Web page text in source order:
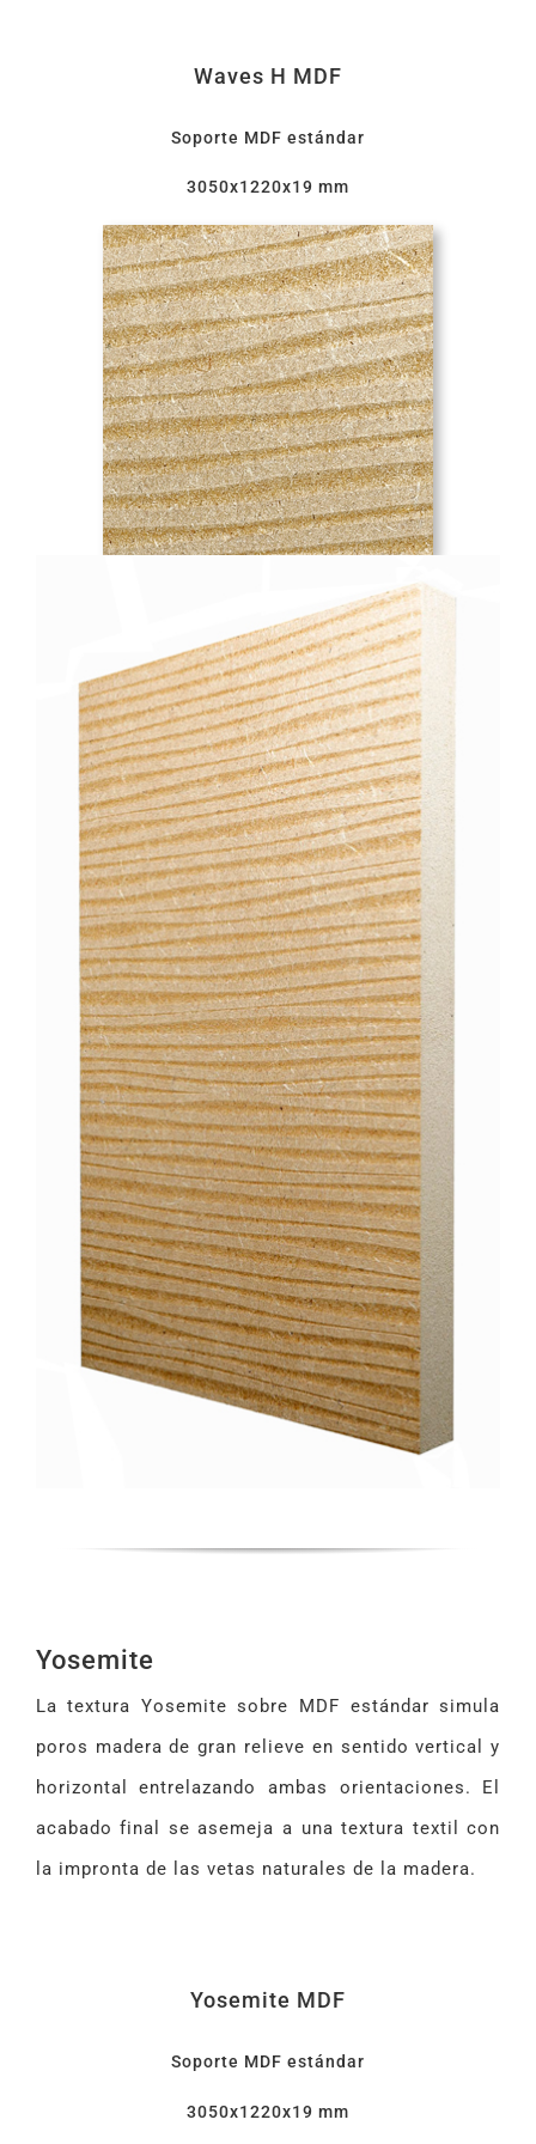
Waves H MDF
Soporte MDF estándar
3050x1220x19 mm
Yosemite
La textura Yosemite sobre MDF estándar simula
poros madera de gran relieve en sentido vertical y
horizontal entrelazando ambas orientaciones. El
acabado final se asemeja a una textura textil con
la impronta de las vetas naturales de la madera.
Yosemite MDF
Soporte MDF estándar
3050x1220x19 mm